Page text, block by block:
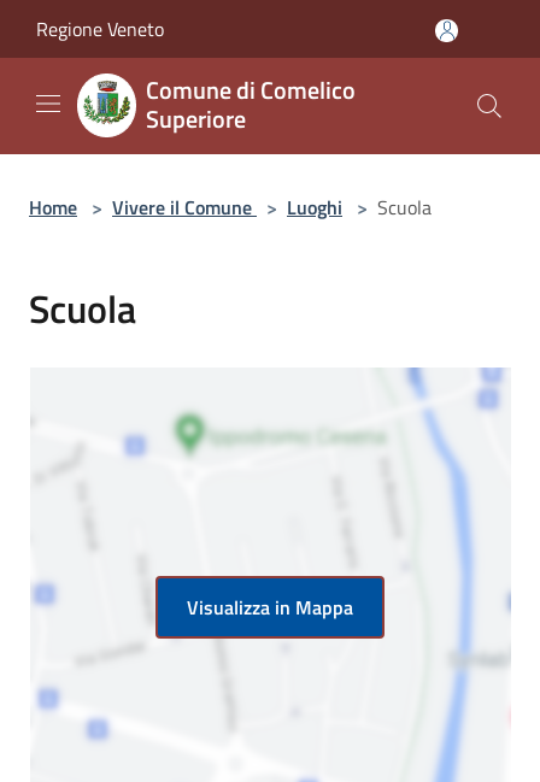
Regione Veneto
Comune di Comelico
Superiore
Home > Vivere il Comune > Luoghi > Scuola
Scuola
Visualizza in Mappa